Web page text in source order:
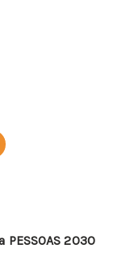
2030